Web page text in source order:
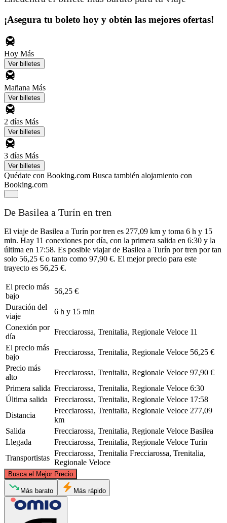
¡Asegura tu boleto hoy y obtén las mejores ofertas!
Hoy Más
Ver billetes
Mañana Más
Ver billetes
2 días Más
Ver billetes
3 días Más
Ver billetes
Quédate con Booking.com Busca también alojamiento con
Booking.com
De Basilea a Turín en tren
El viaje de Basilea a Turín por tren es 277,09 km y toma 6 h y 15
min. Hay 11 conexiones por día, con la primera salida en 6:30 y la
última en 17:58. Es posible viajar de Basilea a Turín por tren por tan
solo 56,25 € o tanto como 97,90 €. El mejor precio para este
trayecto es 56,25 €.
El precio más
bajo
56,25 €
Duración del
viaje
6 h y 15 min
Conexión por
día
Frecciarossa, Trenitalia, Regionale Veloce 11
El precio más
bajo
Frecciarossa, Trenitalia, Regionale Veloce 56,25 €
Precio más
alto
Frecciarossa, Trenitalia, Regionale Veloce 97,90 €
Primera salida Frecciarossa, Trenitalia, Regionale Veloce 6:30
Última salida
Frecciarossa, Trenitalia, Regionale Veloce 17:58
Distancia
Frecciarossa, Trenitalia, Regionale Veloce 277,09
km
Salida
Frecciarossa, Trenitalia, Regionale Veloce Basilea
Llegada
Frecciarossa, Trenitalia, Regionale Veloce Turín
Transportistas
Frecciarossa, Trenitalia Frecciarossa, Trenitalia,
Regionale Veloce
Busca el Mejor Precio
Más barato Más rápido